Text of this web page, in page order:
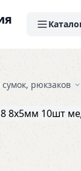
рюкзаков